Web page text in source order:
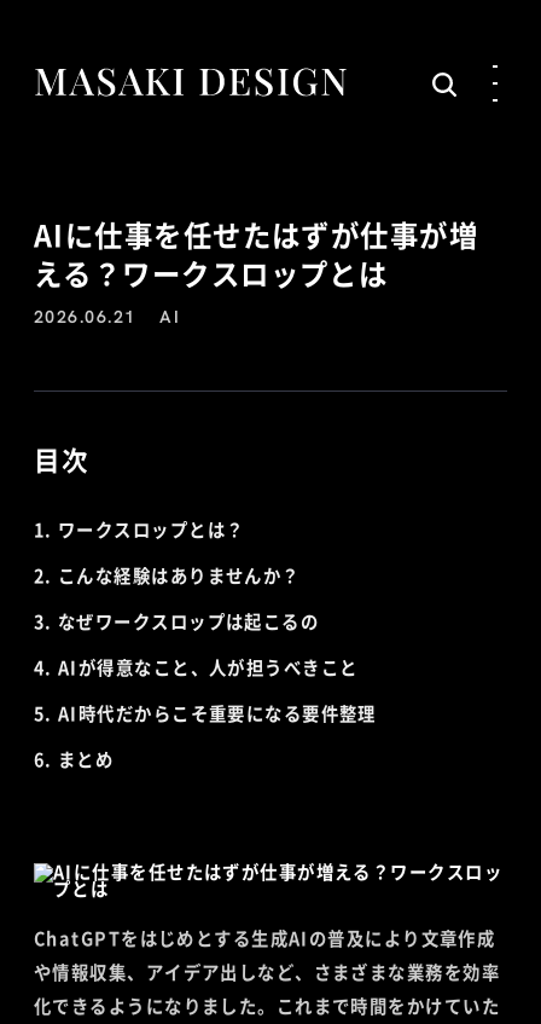
AIに仕事を任せたはずが仕事が増
える？ワークスロップとは
2026.06.21 AI
目次
ワークスロップとは？
こんな経験はありませんか？
なぜワークスロップは起こるの
AIが得意なこと、人が担うべきこと
AI時代だからこそ重要になる要件整理
まとめ
ChatGPTをはじめとする生成AIの普及により文章作成
や情報収集、アイデア出しなど、さまざまな業務を効率
化できるようになりました。これまで時間をかけていた